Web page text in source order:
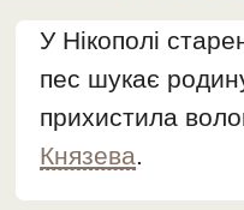
У Нікополі
пес шукає
прихистила
Князева.